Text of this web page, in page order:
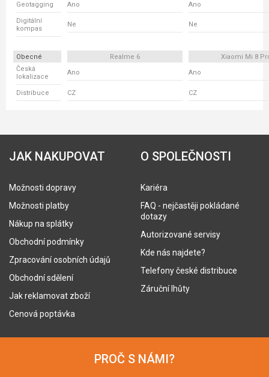
Geotagging
Ano Ano
Digitální
kompas
Ne Ne
Obecné Realme 6
Xiaomi Mi 8
Česká
lokalizace
Ano Ano
Distribuce CZ CZ
JAK NAKUPOVAT
Možnosti dopravy
Možnosti platby
Nákup na splátky
Obchodní podmínky
Zpracování osobních údajů
Obchodní sdělení
Jak reklamovat zboží
Cenová poptávka
O SPOLEČNOSTI
Kariéra
FAQ - nejčastěji pokládané
dotazy
Autorizované servisy
Kde nás najdete?
Telefony české distribuce
Záruční lhůty
PROČ S NÁMI?